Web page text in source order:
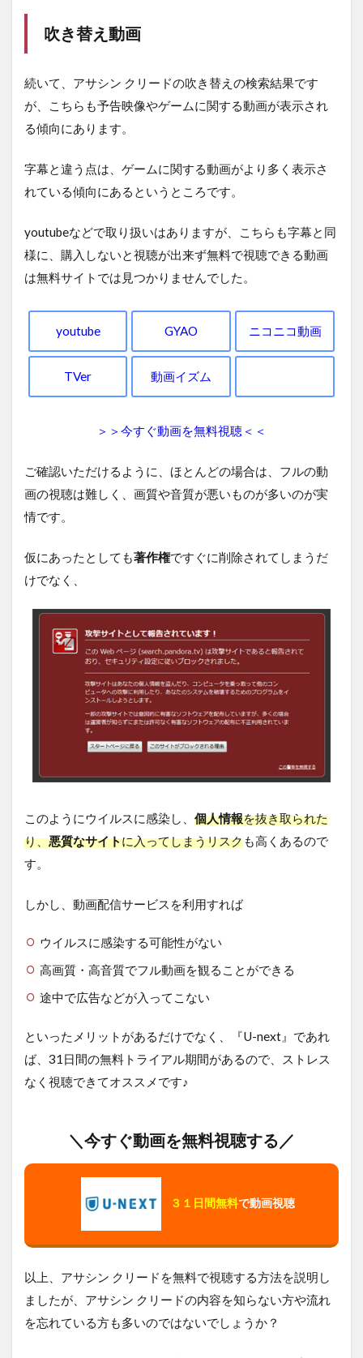
吹き替え動画
続いて、アサシン クリードの吹き替えの検索結果です
が、こちらも予告映像やゲームに関する動画が表示され
る傾向にあります。
字幕と違う点は、ゲームに関する動画がより多く表示さ
れている傾向にあるというところです。
youtubeなどで取り扱いはありますが、こちらも字幕と同
様に、購入しないと視聴が出来ず無料で視聴できる動画
は無料サイトでは見つかりませんでした。
youtube GYAO ニコニコ動画
TVer 動画イズム
＞＞今すぐ動画を無料視聴＜＜
ご確認いただけるように、ほとんどの場合は、フルの動
画の視聴は難しく、画質や音質が悪いものが多いのが実
情です。
仮にあったとしても著作権ですぐに削除されてしまうだ
けでなく、
このようにウイルスに感染し、 個人情報を抜き取られた
り、悪質なサイトに入ってしまうリスクも高くあるので
す。
しかし、動画配信サービスを利用すれば
ウイルスに感染する可能性がない
高画質・高音質でフル動画を観ることができる
途中で広告などが入ってこない
といったメリットがあるだけでなく、『U-next』であれ
ば、31日間の無料トライアル期間があるので、ストレス
なく視聴できてオススメです♪
＼今すぐ動画を無料視聴する／
３１日間無料で動画視聴
以上、アサシン クリードを無料で視聴する方法を説明し
ましたが、アサシン クリードの内容を知らない方や流れ
を忘れている方も多いのではないでしょうか？